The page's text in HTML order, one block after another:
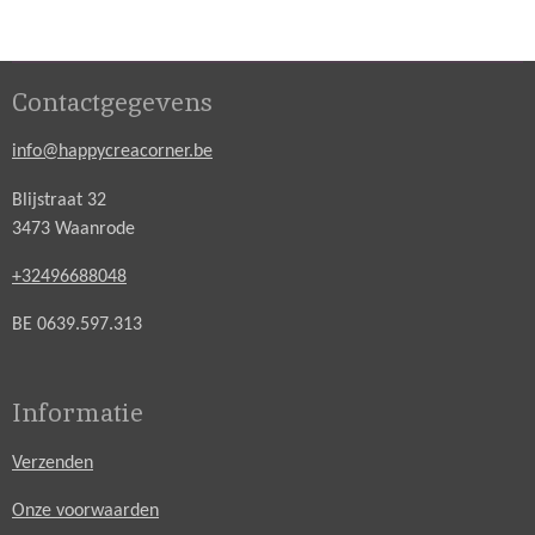
Contactgegevens
info@happycreacorner.be
Blijstraat 32
3473 Waanrode
+32496688048
BE 0639.597.313
Informatie
Verzenden
Onze voorwaarden